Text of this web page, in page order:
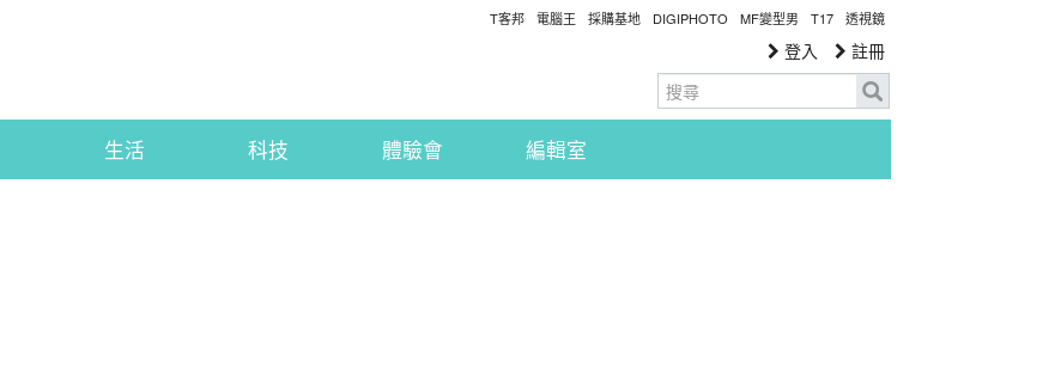
T客邦 電腦王 採購基地 DIGIPHOTO MF變型男 T17 透視鏡
登入 註冊
生活 科技 體驗會 編輯室